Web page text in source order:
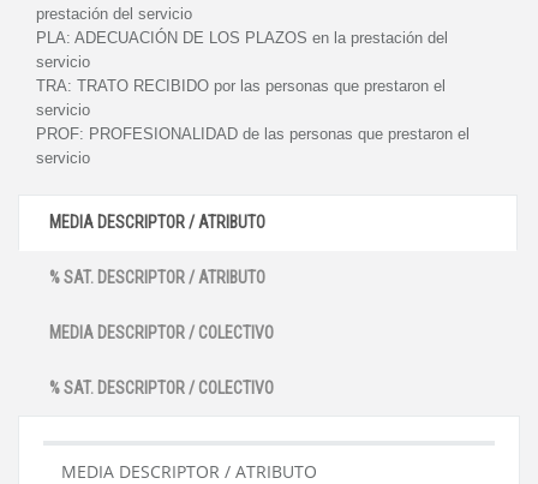
prestación del servicio
PLA: ADECUACIÓN DE LOS PLAZOS en la prestación del
servicio
TRA: TRATO RECIBIDO por las personas que prestaron el
servicio
PROF: PROFESIONALIDAD de las personas que prestaron el
servicio
MEDIA DESCRIPTOR / ATRIBUTO
% SAT. DESCRIPTOR / ATRIBUTO
MEDIA DESCRIPTOR / COLECTIVO
% SAT. DESCRIPTOR / COLECTIVO
MEDIA DESCRIPTOR / ATRIBUTO